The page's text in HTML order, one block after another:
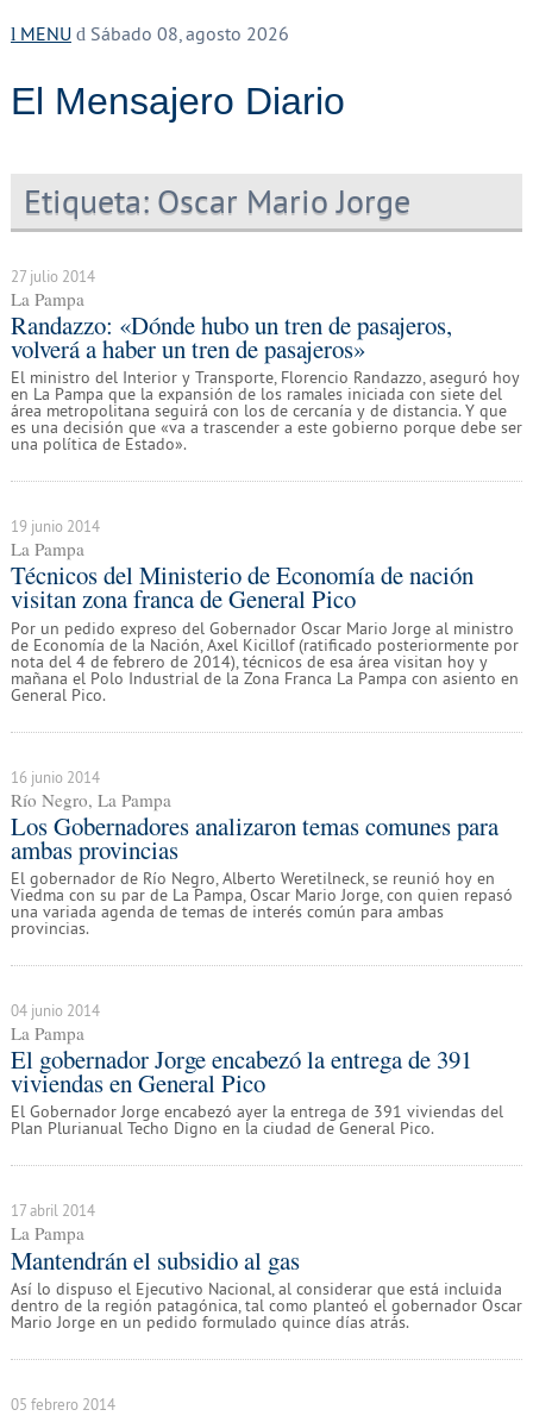
MENU Sábado 08, agosto 2026
El Mensajero Diario
Etiqueta: Oscar Mario Jorge
27 julio 2014
La Pampa
Randazzo: «Dónde hubo un tren de pasajeros,
volverá a haber un tren de pasajeros»
El ministro del Interior y Transporte, Florencio Randazzo, aseguró hoy
en La Pampa que la expansión de los ramales iniciada con siete del
área metropolitana seguirá con los de cercanía y de distancia. Y que
es una decisión que «va a trascender a este gobierno porque debe ser
una política de Estado».
19 junio 2014
La Pampa
Técnicos del Ministerio de Economía de nación
visitan zona franca de General Pico
Por un pedido expreso del Gobernador Oscar Mario Jorge al ministro
de Economía de la Nación, Axel Kicillof (ratificado posteriormente por
nota del 4 de febrero de 2014), técnicos de esa área visitan hoy y
mañana el Polo Industrial de la Zona Franca La Pampa con asiento en
General Pico.
16 junio 2014
Río Negro, La Pampa
Los Gobernadores analizaron temas comunes para
ambas provincias
El gobernador de Río Negro, Alberto Weretilneck, se reunió hoy en
Viedma con su par de La Pampa, Oscar Mario Jorge, con quien repasó
una variada agenda de temas de interés común para ambas
provincias.
04 junio 2014
La Pampa
El gobernador Jorge encabezó la entrega de 391
viviendas en General Pico
El Gobernador Jorge encabezó ayer la entrega de 391 viviendas del
Plan Plurianual Techo Digno en la ciudad de General Pico.
17 abril 2014
La Pampa
Mantendrán el subsidio al gas
Así lo dispuso el Ejecutivo Nacional, al considerar que está incluida
dentro de la región patagónica, tal como planteó el gobernador Oscar
Mario Jorge en un pedido formulado quince días atrás.
05 febrero 2014